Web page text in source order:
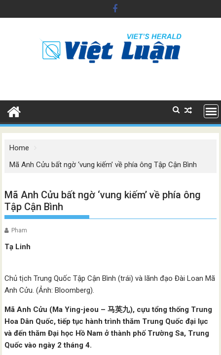
to
Home
Mã Anh Cửu bất ngờ ‘vung kiếm’ về phía ông Tập Cận Bình
Mã Anh Cửu bất ngờ ‘vung kiếm’ về phía ông
Tập Cận Bình
Pham
Tạ Linh
Chủ tịch Trung Quốc Tập Cận Bình (trái) và lãnh đạo Đài Loan Mã
Anh Cửu. (Ảnh: Bloomberg).
Mã Anh Cửu (Ma Ying-jeou – 马英九), cựu tổng thống Trung
Hoa Dân Quốc, tiếp tục hành trình thăm Trung Quốc đại lục
và đến thăm Đại học Hồ Nam ở thành phố Trường Sa, Trung
Quốc vào ngày 2 tháng 4.